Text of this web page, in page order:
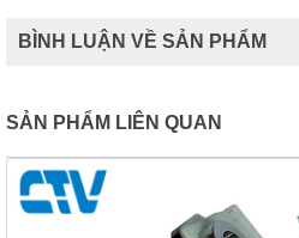
BÌNH LUẬN VỀ SẢN PHẨM
SẢN PHẨM LIÊN QUAN